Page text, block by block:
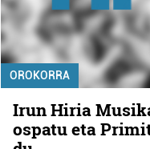
OROKORRA
Irun Hiria
ospatu eta